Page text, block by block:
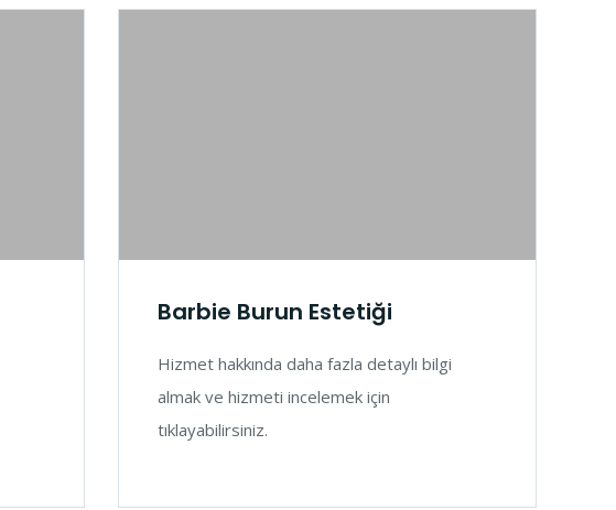
Barbie Burun Estetiği
Hizmet hakkında daha fazla detaylı bilgi
almak ve hizmeti incelemek için
tıklayabilirsiniz.